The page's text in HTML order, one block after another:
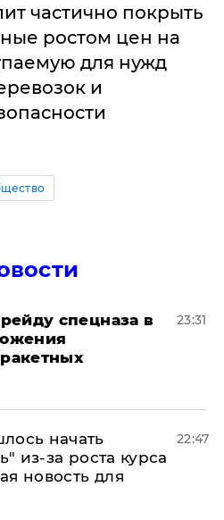
частично покрыть
ростом цен на
для нужд
и
спецназа в
23:31
начать
из-за роста курса
новость для
22:47